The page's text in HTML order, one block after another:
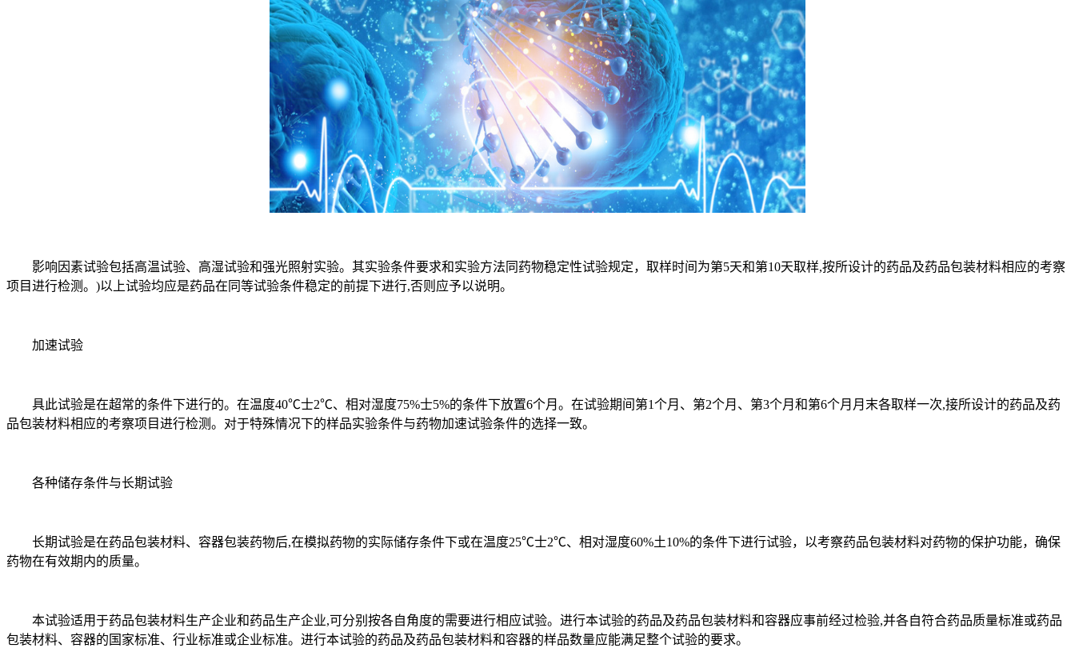
影响因素试验包括高温试验、高湿试验和强光照射实验。其实验条件要求和实验方法同药物稳定性试验规定，取样时间为第5天和第10天取样,按所设计的药品及药品包装材料相应的考察
项目进行检测。)以上试验均应是药品在同等试验条件稳定的前提下进行,否则应予以说明。
加速试验
具此试验是在超常的条件下进行的。在温度40℃士2℃、相对湿度75%士5%的条件下放置6个月。在试验期间第1个月、第2个月、第3个月和第6个月月末各取样一次,接所设计的药品及药
品包装材料相应的考察项目进行检测。对于特殊情况下的样品实验条件与药物加速试验条件的选择一致。
各种储存条件与长期试验
长期试验是在药品包装材料、容器包装药物后,在模拟药物的实际储存条件下或在温度25℃士2℃、相对湿度60%土10%的条件下进行试验，以考察药品包装材料对药物的保护功能，确保
药物在有效期内的质量。
本试验适用于药品包装材料生产企业和药品生产企业,可分别按各自角度的需要进行相应试验。进行本试验的药品及药品包装材料和容器应事前经过检验,并各自符合药品质量标准或药品
包装材料、容器的国家标准、行业标准或企业标准。进行本试验的药品及药品包装材料和容器的样品数量应能满足整个试验的要求。